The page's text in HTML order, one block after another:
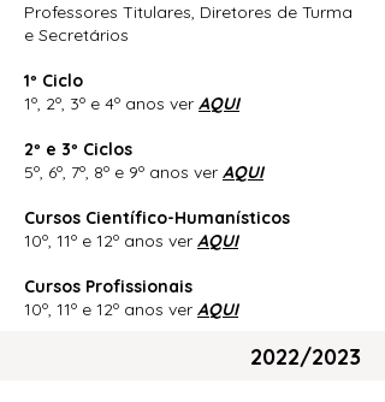
Professores Titulares, Diretores de Turma
e Secretários
1º Ciclo
1º, 2º, 3º e 4º anos ver AQUI
2º e 3º Ciclos
5º, 6º, 7º, 8º e 9º anos ver AQUI
Cursos Científico-Humanísticos
10º, 11º e 12º anos ver AQUI
Cursos Profissionais
10º, 11º e 12º anos ver AQUI
2022/2023